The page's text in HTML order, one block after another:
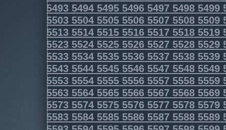
5493 5494 5495 5496 5497 5498 5499
5503 5504 5505 5506 5507 5508 5509
5513 5514 5515 5516 5517 5518 5519
5523 5524 5525 5526 5527 5528 5529
5533 5534 5535 5536 5537 5538 5539
5543 5544 5545 5546 5547 5548 5549
5553 5554 5555 5556 5557 5558 5559
5563 5564 5565 5566 5567 5568 5569
5573 5574 5575 5576 5577 5578 5579
5583 5584 5585 5586 5587 5588 5589